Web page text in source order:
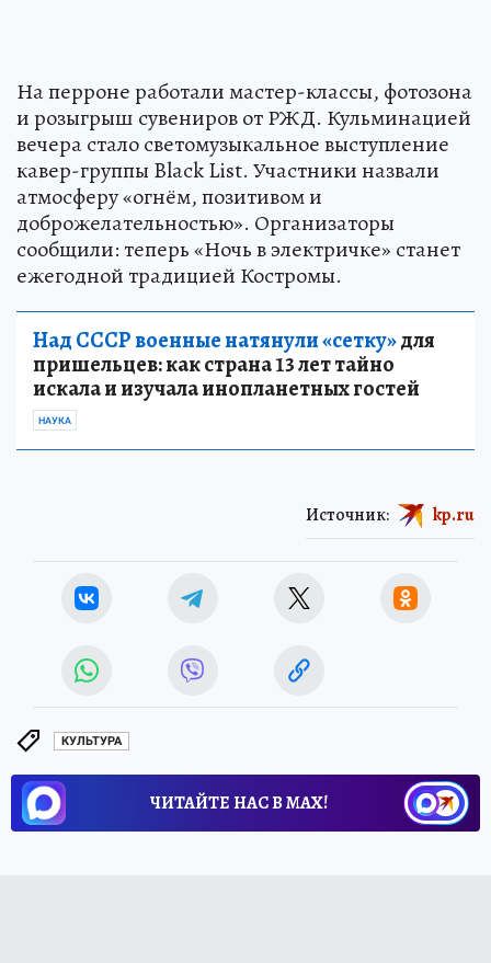
На перроне работали мастер-классы, фотозона
и розыгрыш сувениров от РЖД. Кульминацией
вечера стало светомузыкальное выступление
кавер-группы Black List. Участники назвали
атмосферу «огнём, позитивом и
доброжелательностью». Организаторы
сообщили: теперь «Ночь в электричке» станет
ежегодной традицией Костромы.
Над СССР военные натянули «сетку»для
пришельцев: как страна 13 лет тайно
искала и изучала инопланетных гостей
НАУКА
Источник: kp.ru
КУЛЬТУРА
ЧИТАЙТЕ НАС В МАХ!